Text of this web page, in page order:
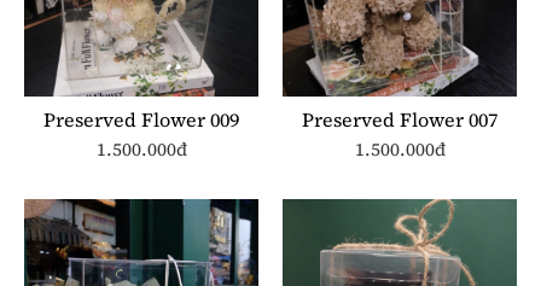
Preserved Flower 009
1.500.000đ
Preserved Flower 007
1.500.000đ